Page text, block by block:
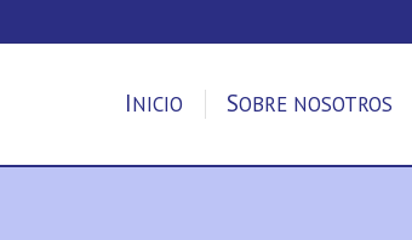
INICIO SOBRE NOSOTROS